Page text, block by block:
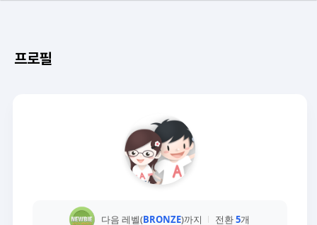
프로필
다음 레벨(BRONZE)까지 전환5개